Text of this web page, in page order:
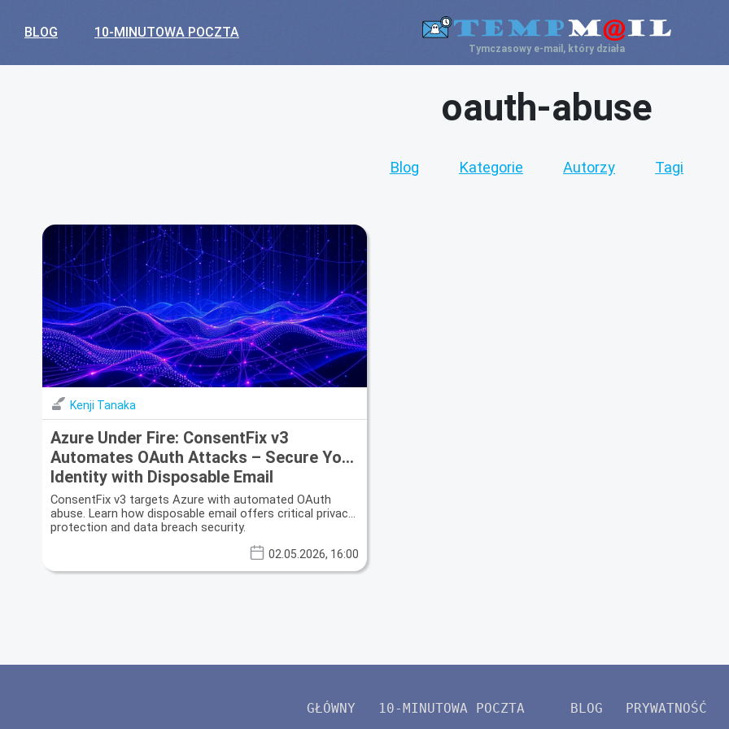
BLOG 10-MINUTOWA POCZTA
Tymczasowy e-mail, który działa
oauth-abuse
Blog Kategorie Autorzy Tagi
Kenji Tanaka
Azure Under Fire: ConsentFix v3
Automates OAuth Attacks – Secure Your
Identity with Disposable Email
ConsentFix v3 targets Azure with automated OAuth
abuse. Learn how disposable email offers critical privacy
protection and data breach security.
02.05.2026, 16:00
GŁÓWNY 10-MINUTOWA POCZTA BLOG PRYWATNOŚĆ